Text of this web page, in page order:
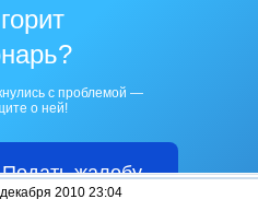
с проблемой —
о ней!
Подать жалобу
2010 23:04